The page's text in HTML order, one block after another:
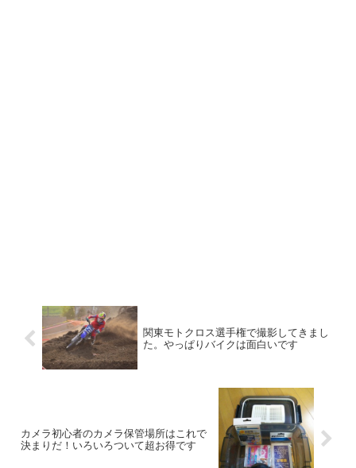
関東モトクロス選手権で撮影してきまし
た。やっぱりバイクは面白いです
カメラ初心者のカメラ保管場所はこれで
決まりだ！いろいろついて超お得です